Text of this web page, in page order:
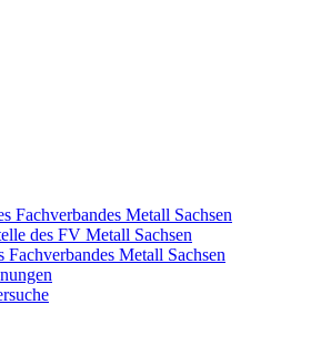
Fachverbandes Metall Sachsen
des FV Metall Sachsen
Fachverbandes Metall Sachsen